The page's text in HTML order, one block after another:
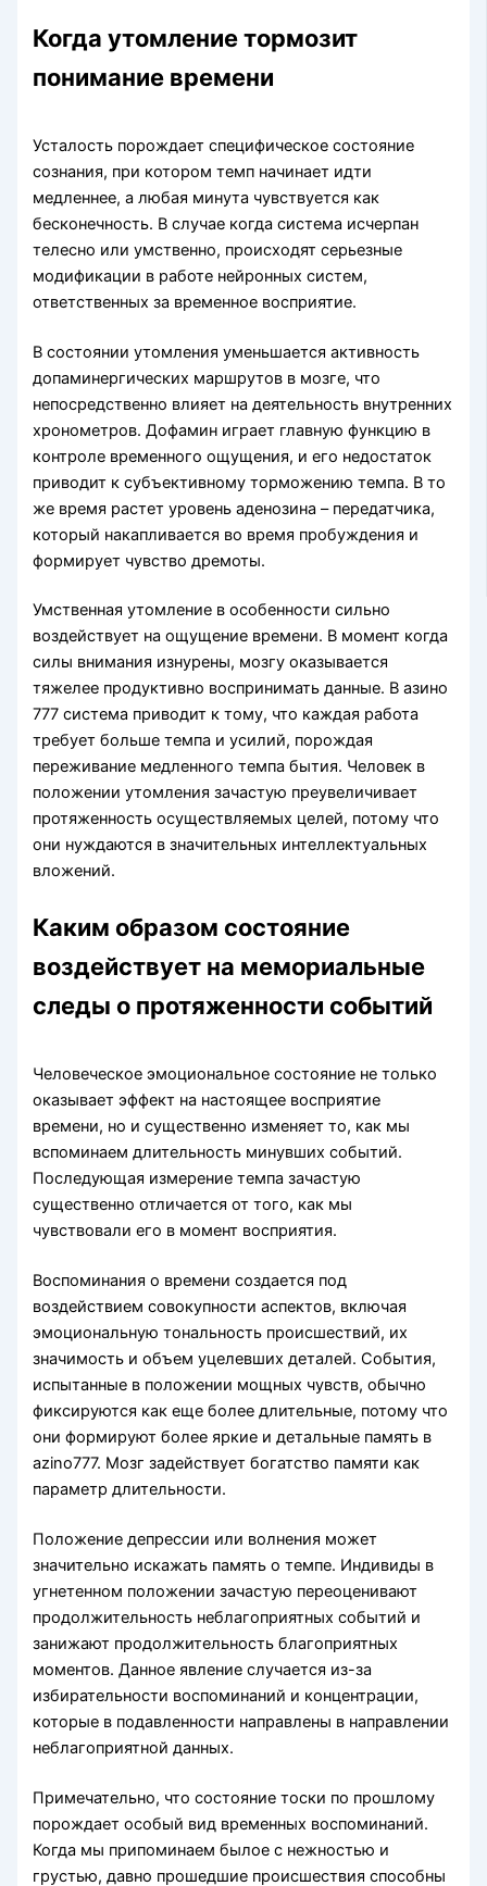
Когда утомление тормозит
понимание времени
Усталость порождает специфическое состояние
сознания, при котором темп начинает идти
медленнее, а любая минута чувствуется как
бесконечность. В случае когда система исчерпан
телесно или умственно, происходят серьезные
модификации в работе нейронных систем,
ответственных за временное восприятие.
В состоянии утомления уменьшается активность
допаминергических маршрутов в мозге, что
непосредственно влияет на деятельность внутренних
хронометров. Дофамин играет главную функцию в
контроле временного ощущения, и его недостаток
приводит к субъективному торможению темпа. В то
же время растет уровень аденозина – передатчика,
который накапливается во время пробуждения и
формирует чувство дремоты.
Умственная утомление в особенности сильно
воздействует на ощущение времени. В момент когда
силы внимания изнурены, мозгу оказывается
тяжелее продуктивно воспринимать данные. В азино
777 система приводит к тому, что каждая работа
требует больше темпа и усилий, порождая
переживание медленного темпа бытия. Человек в
положении утомления зачастую преувеличивает
протяженность осуществляемых целей, потому что
они нуждаются в значительных интеллектуальных
вложений.
Каким образом состояние
воздействует на мемориальные
следы о протяженности событий
Человеческое эмоциональное состояние не только
оказывает эффект на настоящее восприятие
времени, но и существенно изменяет то, как мы
вспоминаем длительность минувших событий.
Последующая измерение темпа зачастую
существенно отличается от того, как мы
чувствовали его в момент восприятия.
Воспоминания о времени создается под
воздействием совокупности аспектов, включая
эмоциональную тональность происшествий, их
значимость и объем уцелевших деталей. События,
испытанные в положении мощных чувств, обычно
фиксируются как еще более длительные, потому что
они формируют более яркие и детальные память в
azino777. Мозг задействует богатство памяти как
параметр длительности.
Положение депрессии или волнения может
значительно искажать память о темпе. Индивиды в
угнетенном положении зачастую переоценивают
продолжительность неблагоприятных событий и
занижают продолжительность благоприятных
моментов. Данное явление случается из-за
избирательности воспоминаний и концентрации,
которые в подавленности направлены в направлении
неблагоприятной данных.
Примечательно, что состояние тоски по прошлому
порождает особый вид временных воспоминаний.
Когда мы припоминаем былое с нежностью и
грустью, давно прошедшие происшествия способны